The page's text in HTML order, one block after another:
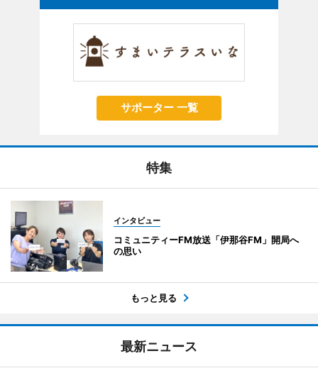
サポーター 一覧
特集
インタビュー
コミュニティーFM放送「伊那谷FM」開局へ
の思い
もっと見る
最新ニュース